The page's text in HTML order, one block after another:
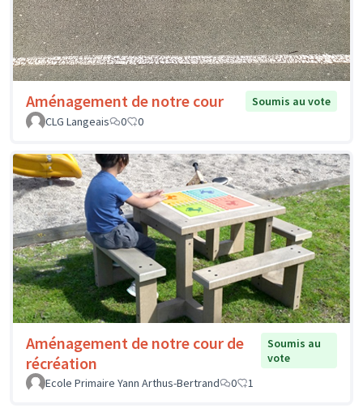
Aménagement de notre cour
Soumis au vote
CLG Langeais
0 0
Aménagement de notre cour de
récréation
Soumis au
vote
Ecole Primaire Yann Arthus-Bertrand
0 1